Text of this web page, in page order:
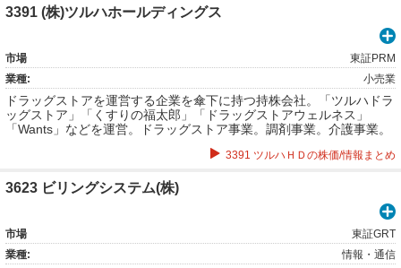
3391 (株)ツルハホールディングス
市場
東証PRM
業種:
小売業
ドラッグストアを運営する企業を傘下に持つ持株会社。「ツルハドラ
ッグストア」「くすりの福太郎」「ドラッグストアウェルネス」
「Wants」などを運営。ドラッグストア事業。調剤事業。介護事業。
3391 ツルハＨＤの株価/情報まとめ
3623 ビリングシステム(株)
市場
東証GRT
業種:
情報・通信